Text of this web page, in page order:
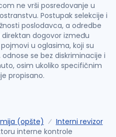
ne vrši posredovanje u
Postupak selekcije i
poslodavca, a odredbe
dogovor između
u oglasima, koji su
se bez diskriminacije i
osim ukoliko specifičnim
propisano.
(opšte)
Interni revizor
interne kontrole